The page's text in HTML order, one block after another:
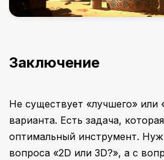
Заключение
Не существует «лучшего» или
варианта. Есть задача,
оптимальный инструмент.
вопроса «2D или 3D?», а с